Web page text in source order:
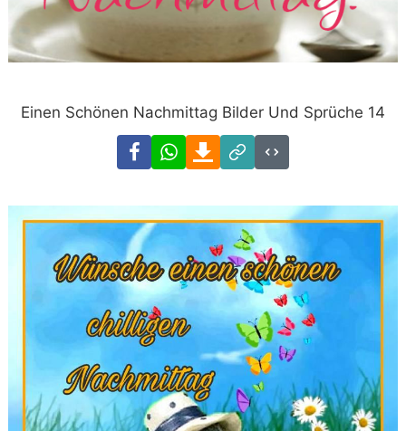
Einen Schönen Nachmittag Bilder Und Sprüche 14
FacebookWhatsAppDownload
Link
Code